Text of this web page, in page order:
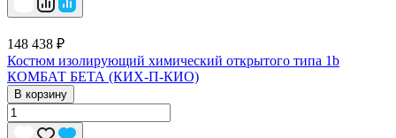
148 438 ₽
Костюм изолирующий химический открытого типа 1b
КОМБАТ БЕТА (КИХ-П-КИО)
В корзину